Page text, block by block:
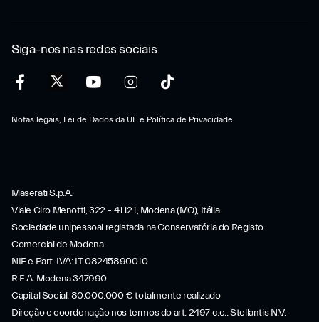
Siga-nos nas redes sociais
Notas legais, Lei de Dados da UE e Política de Privacidade
Maserati S.p.A.
Viale Ciro Menotti, 322 – 41121, Modena (MO), Itália
Sociedade unipessoal registada na Conservatória do Registo
Comercial de Modena
NIF e Part. IVA: IT 08245890010
R.E.A. Modena 347990
Capital Social: 80.000.000 € totalmente realizado
Direção e coordenação nos termos do art. 2497 c.c.: Stellantis N.V.